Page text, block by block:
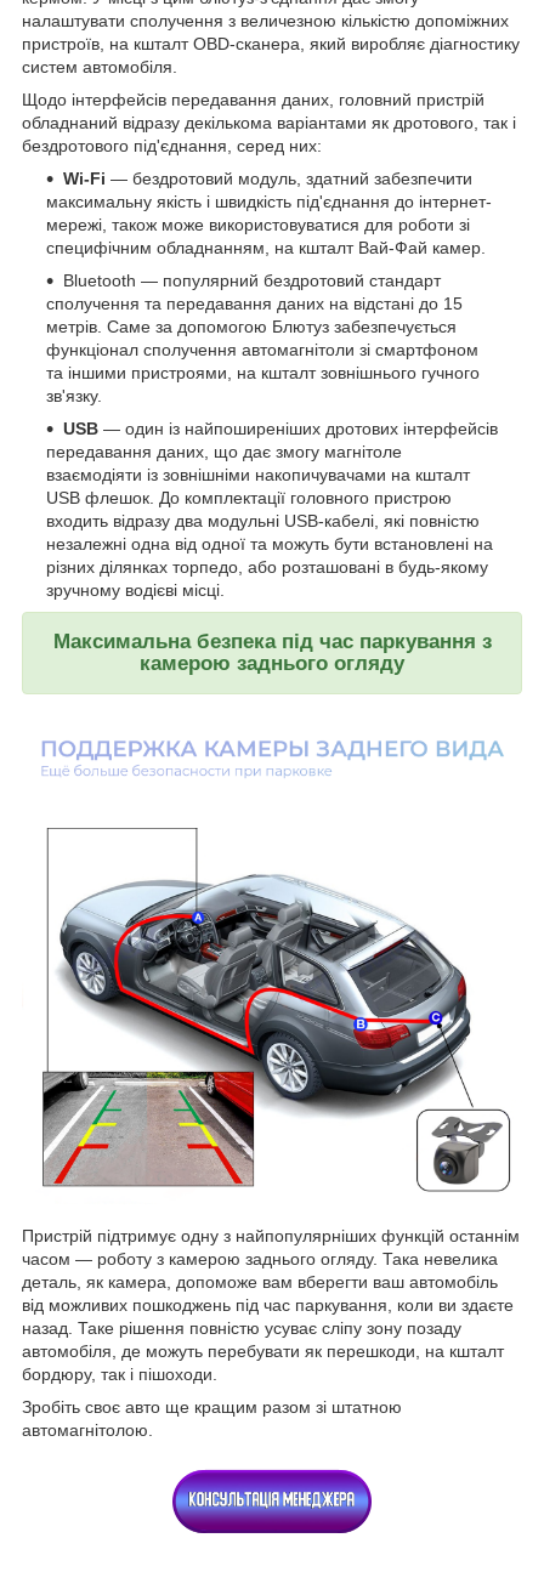
налаштувати сполучення з величезною кількістю допоміжних
пристроїв, на кшталт OBD-сканера, який виробляє діагностику
систем автомобіля.
Щодо інтерфейсів передавання даних, головний пристрій
обладнаний відразу декількома варіантами як дротового, так і
бездротового під'єднання, серед них:
Wi-Fi — бездротовий модуль, здатний забезпечити
максимальну якість і швидкість під'єднання до інтернет-
мережі, також може використовуватися для роботи зі
специфічним обладнанням, на кшталт Вай-Фай камер.
Bluetooth — популярний бездротовий стандарт
сполучення та передавання даних на відстані до 15
метрів. Саме за допомогою Блютуз забезпечується
функціонал сполучення автомагнітоли зі смартфоном
та іншими пристроями, на кшталт зовнішнього гучного
зв'язку.
USB — один із найпоширеніших дротових інтерфейсів
передавання даних, що дає змогу магнітоле
взаємодіяти із зовнішніми накопичувачами на кшталт
USB флешок. До комплектації головного пристрою
входить відразу два модульні USB-кабелі, які повністю
незалежні одна від одної та можуть бути встановлені на
різних ділянках торпедо, або розташовані в будь-якому
зручному водієві місці.
Максимальна безпека під час паркування з
камерою заднього огляду
Пристрій підтримує одну з найпопулярніших функцій останнім
часом — роботу з камерою заднього огляду. Така невелика
деталь, як камера, допоможе вам вберегти ваш автомобіль
від можливих пошкоджень під час паркування, коли ви здаєте
назад. Таке рішення повністю усуває сліпу зону позаду
автомобіля, де можуть перебувати як перешкоди, на кшталт
бордюру, так і пішоходи.
Зробіть своє авто ще кращим разом зі штатною
автомагнітолою.